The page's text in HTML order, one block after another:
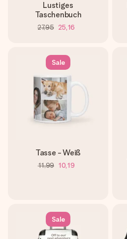
Lustiges
Taschenbuch
27,95 25,16
Sale
Tasse - Weiß
11,99 10,19
Sale